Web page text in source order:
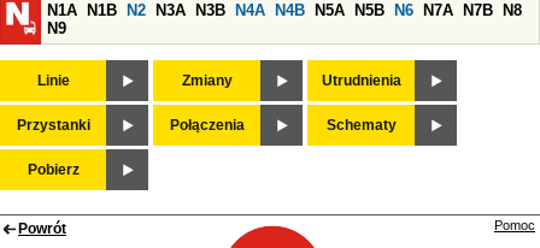
N1A
N1B N2 N3A N3B N4A N4B N5A N5B N6 N7A N7B
N8
N9
Linie Zmiany Utrudnienia
Przystanki Połączenia Schematy
Pobierz
Powrót Pomoc